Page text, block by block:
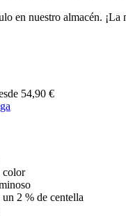
en nuestro almacén.
54,90 €
color
2 % de centella